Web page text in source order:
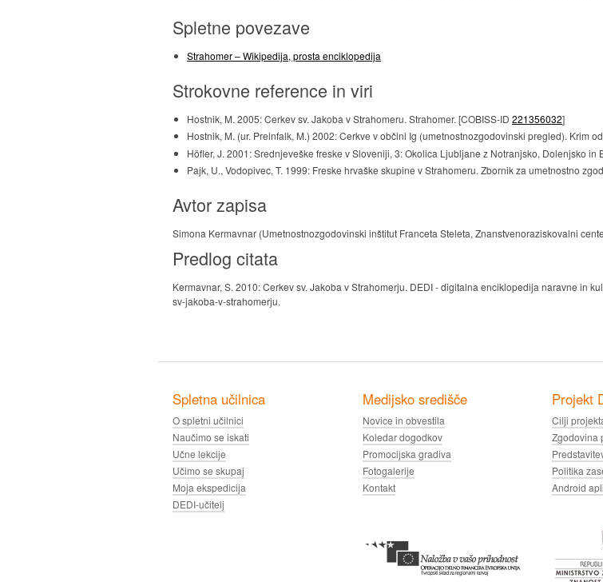
Spletne povezave
Strahomer – Wikipedija, prosta enciklopedija
Strokovne reference in viri
Hostnik, M. 2005: Cerkev sv. Jakoba v Strahomeru. Strahomer. [COBISS-ID 221356032]
Hostnik, M. (ur. Preinfalk, M.) 2002: Cerkve v občini Ig (umetnostnozgodovinski pregled). Krim
Höfler, J. 2001: Srednjeveške freske v Sloveniji, 3: Okolica Ljubljane z Notranjsko, Dolenjsko in
Pajk, U., Vodopivec, T. 1999: Freske hrvaške skupine v Strahomeru. Zbornik za umetnostno
Avtor zapisa
Simona Kermavnar (Umetnostnozgodovinski inštitut Franceta Steleta, Znanstvenoraziskovalni
Predlog citata
Kermavnar, S. 2010: Cerkev sv. Jakoba v Strahomerju. DEDI - digitalna enciklopedija naravne in
sv-jakoba-v-strahomerju.
Spletna učilnica
O spletni učilnici
Naučimo se iskati
Učne lekcije
Učimo se skupaj
Moja ekspedicija
DEDI-učitelj
Medijsko središče
Novice in obvestila
Koledar dogodkov
Promocijska gradiva
Fotogalerije
Kontakt
Projekt
Cilji
Zgodovina
Politika
Android